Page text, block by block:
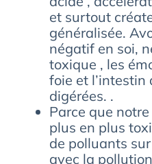
et surtout
généralisée.
négatif en soi,
toxique , les
foie et l’intestin
digérées. .
Parce que
plus en plus
de polluants
avec la